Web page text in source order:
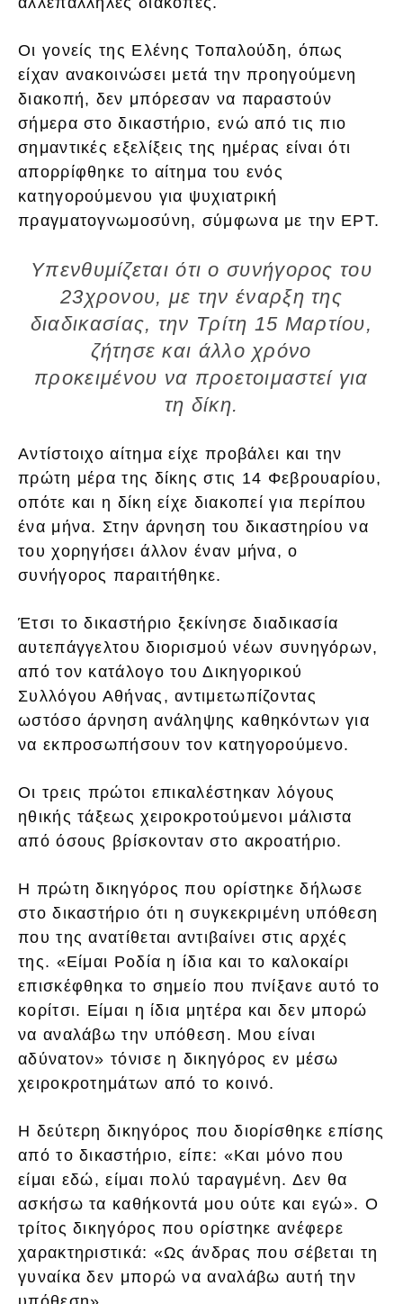
Οι γονείς της Ελένης Τοπαλούδη, όπως
είχαν ανακοινώσει μετά την προηγούμενη
διακοπή, δεν μπόρεσαν να παραστούν
σήμερα στο δικαστήριο, ενώ από τις πιο
σημαντικές εξελίξεις της ημέρας είναι ότι
απορρίφθηκε το αίτημα του ενός
κατηγορούμενου για ψυχιατρική
πραγματογνωμοσύνη, σύμφωνα με την ΕΡΤ.
Υπενθυμίζεται ότι ο συνήγορος του
23χρονου, με την έναρξη της
διαδικασίας, την Τρίτη 15 Μαρτίου,
ζήτησε και άλλο χρόνο
προκειμένου να προετοιμαστεί για
τη δίκη.
Αντίστοιχο αίτημα είχε προβάλει και την
πρώτη μέρα της δίκης στις 14 Φεβρουαρίου,
οπότε και η δίκη είχε διακοπεί για περίπου
ένα μήνα. Στην άρνηση του δικαστηρίου να
του χορηγήσει άλλον έναν μήνα, ο
συνήγορος παραιτήθηκε.
Έτσι το δικαστήριο ξεκίνησε διαδικασία
αυτεπάγγελτου διορισμού νέων συνηγόρων,
από τον κατάλογο του Δικηγορικού
Συλλόγου Αθήνας, αντιμετωπίζοντας
ωστόσο άρνηση ανάληψης καθηκόντων για
να εκπροσωπήσουν τον κατηγορούμενο.
Οι τρεις πρώτοι επικαλέστηκαν λόγους
ηθικής τάξεως χειροκροτούμενοι μάλιστα
από όσους βρίσκονταν στο ακροατήριο.
Η πρώτη δικηγόρος που ορίστηκε δήλωσε
στο δικαστήριο ότι η συγκεκριμένη υπόθεση
που της ανατίθεται αντιβαίνει στις αρχές
της. «Είμαι Ροδία η ίδια και το καλοκαίρι
επισκέφθηκα το σημείο που πνίξανε αυτό το
κορίτσι. Είμαι η ίδια μητέρα και δεν μπορώ
να αναλάβω την υπόθεση. Μου είναι
αδύνατον» τόνισε η δικηγόρος εν μέσω
χειροκροτημάτων από το κοινό.
Η δεύτερη δικηγόρος που διορίσθηκε επίσης
από το δικαστήριο, είπε: «Και μόνο που
είμαι εδώ, είμαι πολύ ταραγμένη. Δεν θα
ασκήσω τα καθήκοντά μου ούτε και εγώ». Ο
τρίτος δικηγόρος που ορίστηκε ανέφερε
χαρακτηριστικά: «Ως άνδρας που σέβεται τη
γυναίκα δεν μπορώ να αναλάβω αυτή την